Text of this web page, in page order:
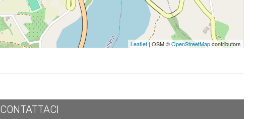
Leaflet| OSM ©OpenStreetMapcontributors
CONTATTACI